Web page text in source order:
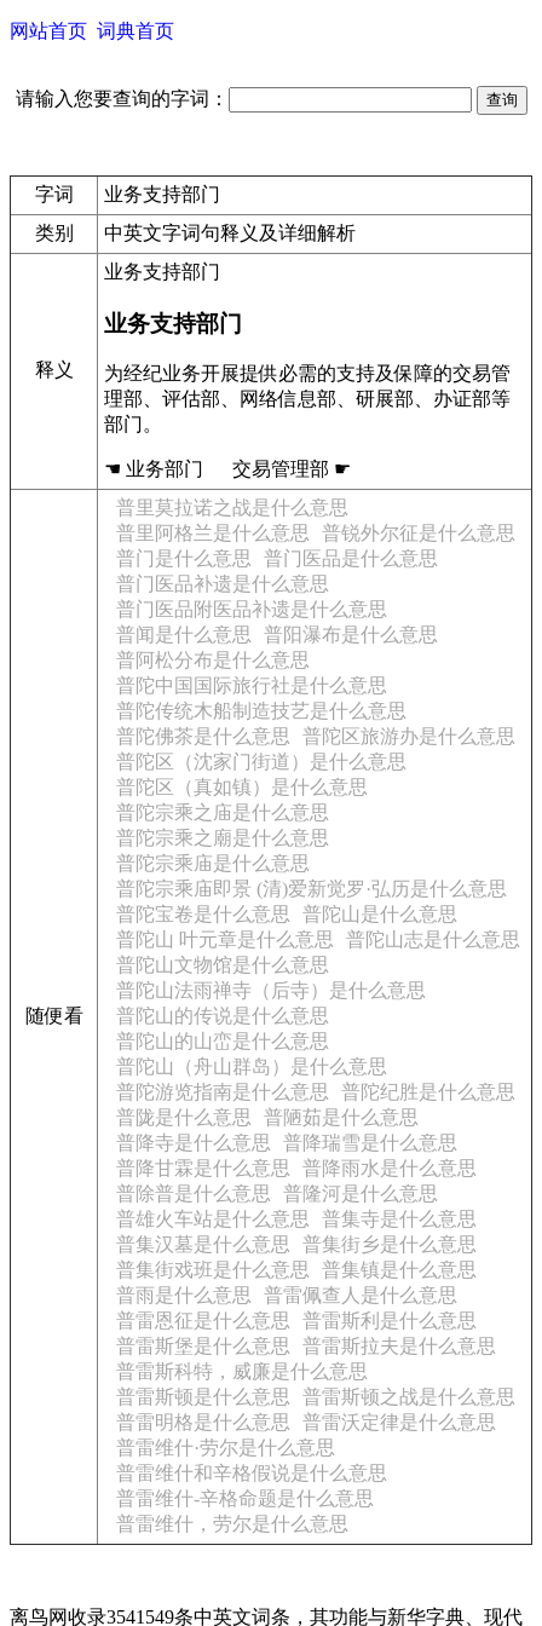
网站首页 词典首页
请输入您要查询的字词：
字词
业务支持部门
类别
中英文字词句释义及详细解析
释义
业务支持部门
业务支持部门
为经纪业务开展提供必需的支持及保障的交易管
理部、评估部、网络信息部、研展部、办证部等
部门。
☚ 业务部门 交易管理部 ☛
随便看
普里莫拉诺之战是什么意思
普里阿格兰是什么意思
普锐外尔征是什么意思
普门是什么意思
普门医品是什么意思
普门医品补遗是什么意思
普门医品附医品补遗是什么意思
普闻是什么意思
普阳瀑布是什么意思
普阿松分布是什么意思
普陀中国国际旅行社是什么意思
普陀传统木船制造技艺是什么意思
普陀佛茶是什么意思
普陀区旅游办是什么意思
普陀区（沈家门街道）是什么意思
普陀区（真如镇）是什么意思
普陀宗乘之庙是什么意思
普陀宗乘之廟是什么意思
普陀宗乘庙是什么意思
普陀宗乘庙即景 (清)爱新觉罗·弘历是什么意思
普陀宝卷是什么意思
普陀山是什么意思
普陀山 叶元章是什么意思
普陀山志是什么意思
普陀山文物馆是什么意思
普陀山法雨禅寺（后寺）是什么意思
普陀山的传说是什么意思
普陀山的山峦是什么意思
普陀山（舟山群岛）是什么意思
普陀游览指南是什么意思
普陀纪胜是什么意思
普陇是什么意思
普陋茹是什么意思
普降寺是什么意思
普降瑞雪是什么意思
普降甘霖是什么意思
普降雨水是什么意思
普除普是什么意思
普隆河是什么意思
普雄火车站是什么意思
普集寺是什么意思
普集汉墓是什么意思
普集街乡是什么意思
普集街戏班是什么意思
普集镇是什么意思
普雨是什么意思
普雷佩查人是什么意思
普雷恩征是什么意思
普雷斯利是什么意思
普雷斯堡是什么意思
普雷斯拉夫是什么意思
普雷斯科特，威廉是什么意思
普雷斯顿是什么意思
普雷斯顿之战是什么意思
普雷明格是什么意思
普雷沃定律是什么意思
普雷维什·劳尔是什么意思
普雷维什和辛格假说是什么意思
普雷维什-辛格命题是什么意思
普雷维什，劳尔是什么意思
离鸟网收录3541549条中英文词条，其功能与新华字典、现代